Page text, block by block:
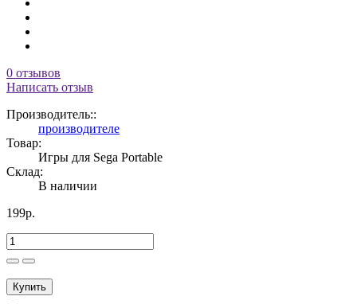
0 отзывов
Написать отзыв
Производитель::
производителе
Товар:
Игры для Sega Portable
Склад:
В наличии
199р.
Купить